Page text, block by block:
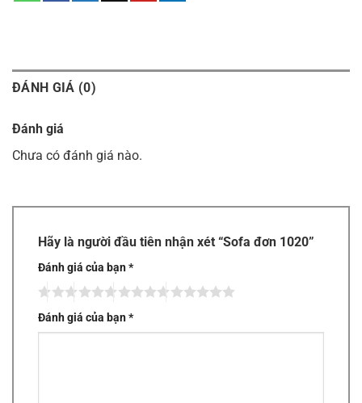
ĐÁNH GIÁ (0)
Đánh giá
Chưa có đánh giá nào.
Hãy là người đầu tiên nhận xét “Sofa đơn 1020”
Đánh giá của bạn*
Đánh giá của bạn*